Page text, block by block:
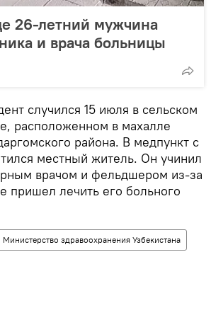
26-летний мужчина
и врача больницы
случился 15 июля в сельском
расположенном в махалле
района. В медпункт с
местный житель. Он учинил
врачом и фельдшером из-за
пришел лечить его больного
Министерство здравоохранения Узбекистана